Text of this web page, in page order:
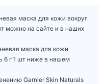
маска для кожи вокруг
можно на сайте и в наших
маска для кожи
6 г 1 шт ниже в нашем
Garnier Skin Naturals